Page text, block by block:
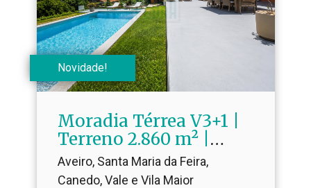
Novidade!
Moradia Térrea V3+1 |
Terreno 2.​860 m² |
Canedo – Santa Maria
da Feira
Aveiro, Santa Maria da Feira,
Canedo, Vale e Vila Maior